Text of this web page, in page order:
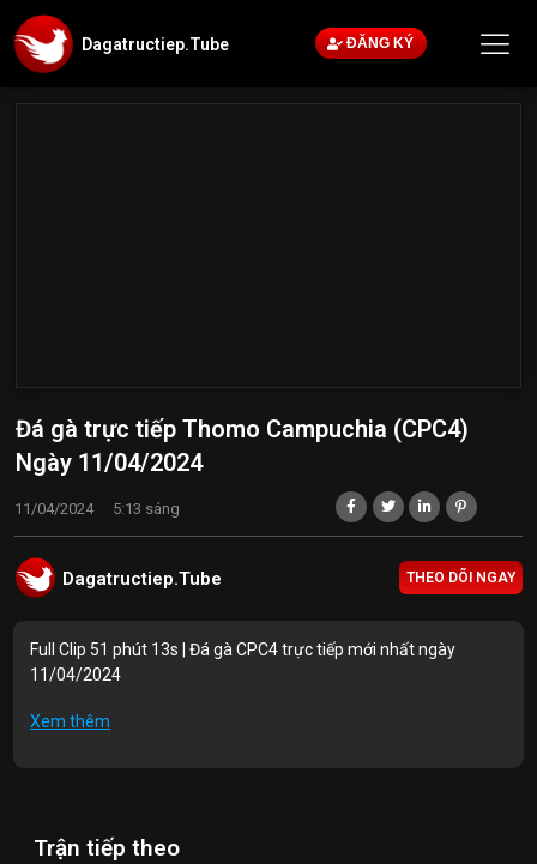
Dagatructiep.Tube ĐĂNG KÝ
Đá gà trực tiếp Thomo Campuchia (CPC4)
Ngày 11/04/2024
11/04/2024 5:13 sáng
Dagatructiep.Tube THEO DÕI NGAY
Full Clip 51 phút 13s | Đá gà CPC4 trực tiếp mới nhất ngày
11/04/2024
Mục lục Video:
12:14 | Trận 3: A.Bảo (2750g) vs A.Toàn (2750g)
Xem thêm
Trận tiếp theo